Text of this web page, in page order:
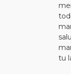
tu